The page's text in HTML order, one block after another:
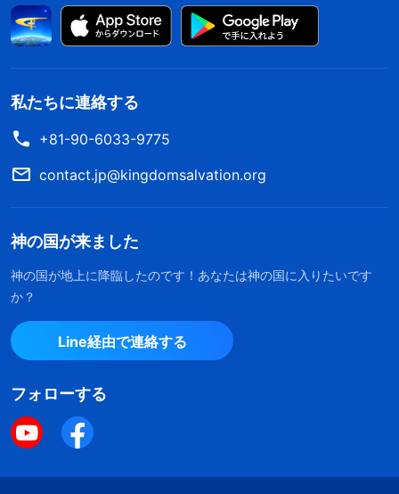
私たちに連絡する
+81-90-6033-9775
contact.jp@kingdomsalvation.org
神の国が来ました
神の国が地上に降臨したのです！あなたは神の国に入りたいです
か？
Line経由で連絡する
フォローする